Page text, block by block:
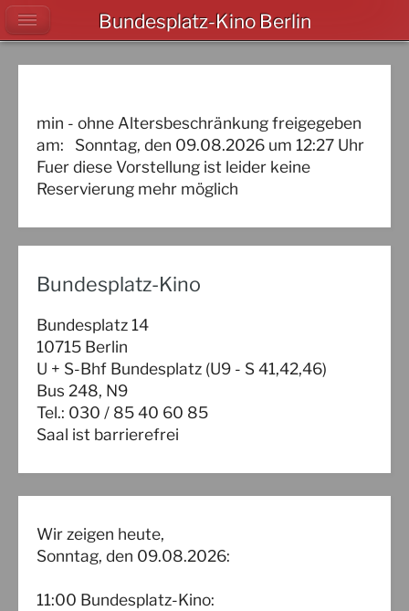
Bundesplatz-Kino
Bundesplatz 14
10715 Berlin
U + S-Bhf Bundesplatz (U9 - S 41,42,46)
Bus 248, N9
Tel.: 030 / 85 40 60 85
Saal ist barrierefrei
Wir zeigen heute,
Sonntag, den 09.08.2026:
11:00 Bundesplatz-Kino:
min - ohne Altersbeschränkung freigegeben
am: Sonntag, den 09.08.2026 um 12:27 Uhr
Fuer diese Vorstellung ist leider keine
Reservierung mehr möglich
Bundesplatz-Kino Berlin